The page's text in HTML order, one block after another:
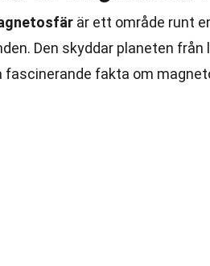
är ett område runt
Den skyddar planeten
fascinerande fakta om